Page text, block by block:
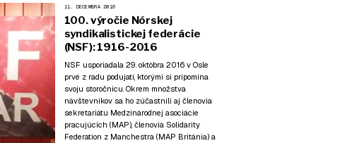
11. DECEMBRA 2016
100. výročie Nórskej
syndikalistickej federácie
(NSF): 1916-2016
NSF usporiadala 29. októbra 2016 v Osle
prvé z radu podujatí, ktorými si pripomína
svoju storočnicu. Okrem množstva
návštevníkov sa ho zúčastnili aj členovia
sekretariátu Medzinárodnej asociácie
pracujúcich (MAP), členovia Solidarity
Federation z Manchestra (MAP Británia) a